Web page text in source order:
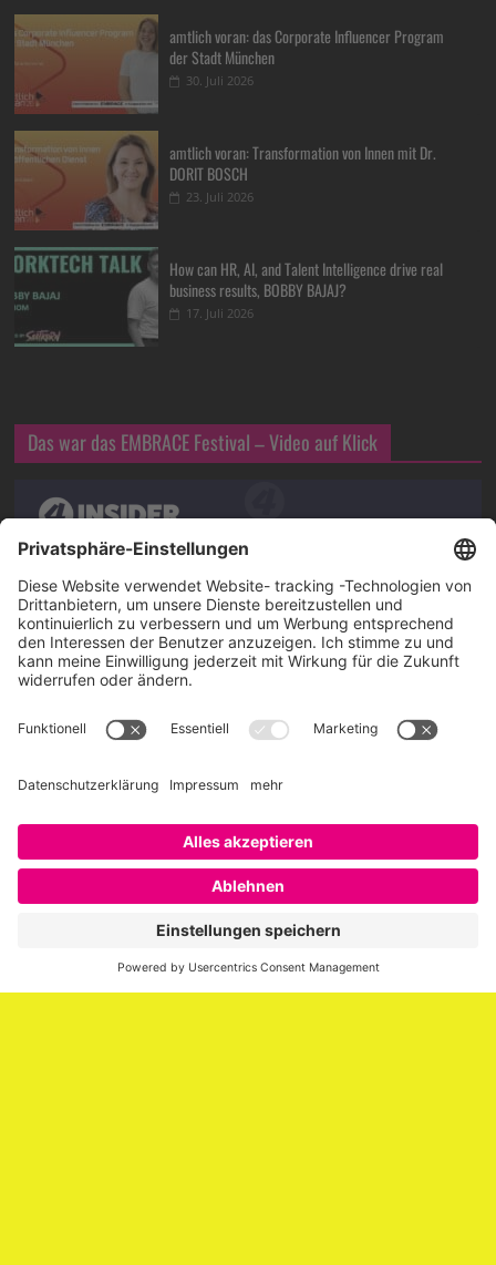
amtlich voran: das Corporate Influencer Program
der Stadt München
30. Juli 2026
amtlich voran: Transformation von Innen mit Dr.
DORIT BOSCH
23. Juli 2026
How can HR, AI, and Talent Intelligence drive real
business results, BOBBY BAJAJ?
17. Juli 2026
Das war das EMBRACE Festival – Video auf Klick
Über SAATKORN
SAATKORN ist der Blog von Gero Hesse. Seit 2009 schreibt
er über die Themen Employer Branding,